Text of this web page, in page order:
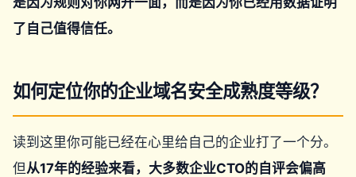
了自己值得信任。
如何定位你的企业域名安全成熟度等级？
读到这里你可能已经在心里给自己的企业打了一个分。
但从17年的经验来看，大多数企业CTO的自评会偏高